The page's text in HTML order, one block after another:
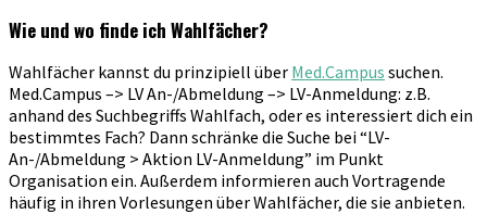
Wie und wo finde ich Wahlfächer?
Wahlfächer kannst du prinzipiell über Med.Campus suchen.
Med.Campus –> LV An-/Abmeldung –> LV-Anmeldung: z.B.
anhand des Suchbegriffs Wahlfach, oder es interessiert dich ein
bestimmtes Fach? Dann schränke die Suche bei “LV-
An-/Abmeldung > Aktion LV-Anmeldung” im Punkt
Organisation ein. Außerdem informieren auch Vortragende
häufig in ihren Vorlesungen über Wahlfächer, die sie anbieten.